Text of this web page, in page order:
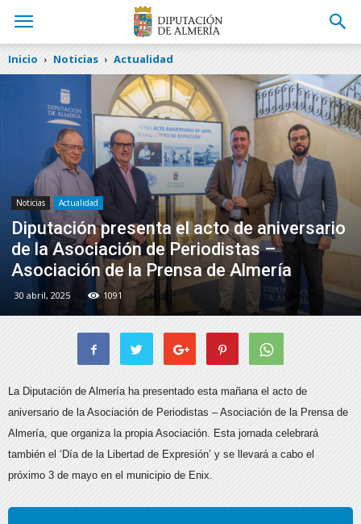
Inicio Noticias Actualidad
Noticias Actualidad
Diputación presenta el acto de aniversario
de la Asociación de Periodistas –
Asociación de la Prensa de Almería
30 abril, 2025 1091
La Diputación de Almería ha presentado esta mañana el acto de
aniversario de la Asociación de Periodistas – Asociación de la Prensa de
Almería, que organiza la propia Asociación. Esta jornada celebrará
también el ‘Día de la Libertad de Expresión’ y se llevará a cabo el
próximo 3 de mayo en el municipio de Enix.